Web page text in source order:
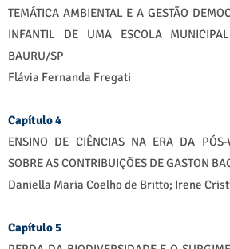
TEMÁTICA AMBIENTAL E A GESTÃO
INFANTIL DE UMA ESCOLA
BAURU/SP
Flávia Fernanda Fregati
Capítulo 4
ENSINO DE CIÊNCIAS NA ERA DA PÓS-
SOBRE AS CONTRIBUIÇÕES DE GASTON
Daniella Maria Coelho de Britto; Irene
Capítulo 5